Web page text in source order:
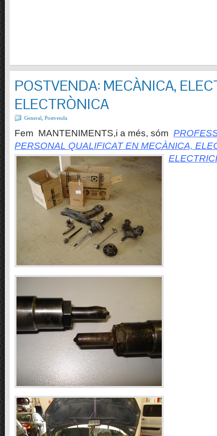
POSTVENDA: MECÀNICA,
ELECTRÒNICA
General Postvenda
Fem MANTENIMENTS,i a més, sóm
PERSONAL QUALIFICAT EN MECÀNICA,